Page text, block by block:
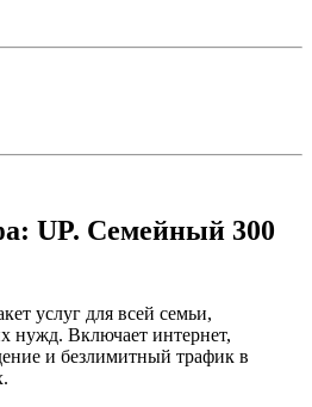
UP. Семейный 300
услуг для всей семьи,
нужд. Включает интернет,
и безлимитный трафик в